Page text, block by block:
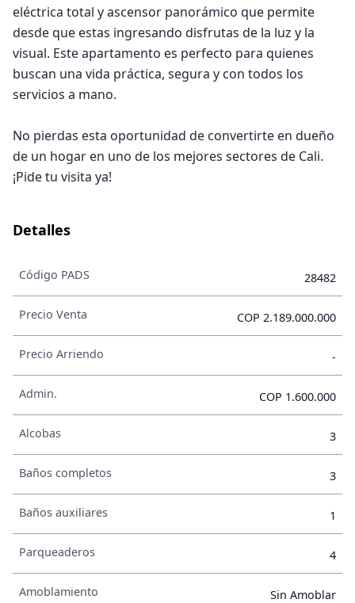
eléctrica total y ascensor panorámico que permite
desde que estas ingresando disfrutas de la luz y la
visual. Este apartamento es perfecto para quienes
buscan una vida práctica, segura y con todos los
servicios a mano.
No pierdas esta oportunidad de convertirte en dueño
de un hogar en uno de los mejores sectores de Cali.
¡Pide tu visita ya!
Detalles
Código PADS 28482
Precio Venta COP 2.189.000.000
Precio Arriendo -
Admin. COP 1.600.000
Alcobas 3
Baños completos 3
Baños auxiliares 1
Parqueaderos 4
Amoblamiento Sin Amoblar